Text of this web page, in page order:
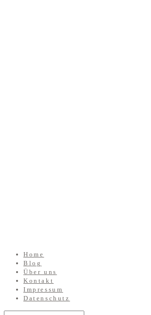
Home
Blog
Über uns
Kontakt
Impressum
Datenschutz